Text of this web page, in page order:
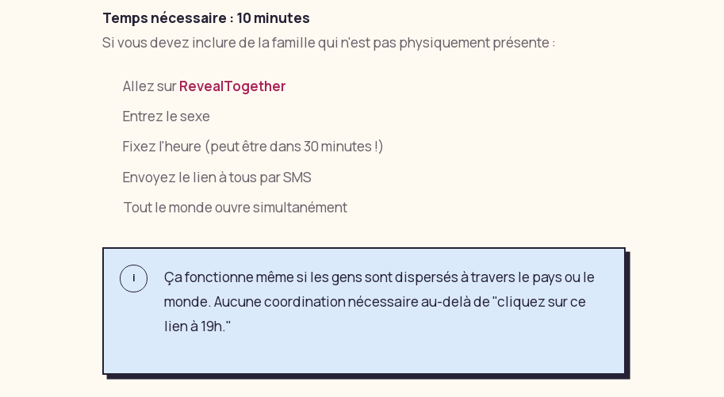
Temps nécessaire : 10 minutes
Si vous devez inclure de la famille qui n'est pas physiquement présente :
Allez surRevealTogether
Entrez le sexe
Fixez l'heure (peut être dans 30 minutes !)
Envoyez le lien à tous par SMS
Tout le monde ouvre simultanément
i
Ça fonctionne même si les gens sont dispersés à travers le pays ou le
monde. Aucune coordination nécessaire au-delà de "cliquez sur ce
lien à 19h."